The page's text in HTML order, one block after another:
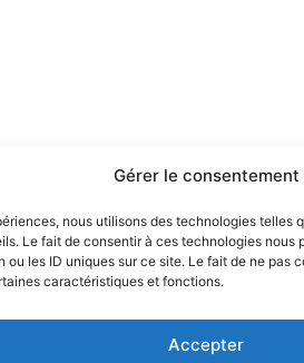
Gérer le consentement
nous utilisons des technologies
Le fait de consentir à ces technologies nous
les ID uniques sur ce site. Le fait de ne pas
caractéristiques et fonctions.
Accepter